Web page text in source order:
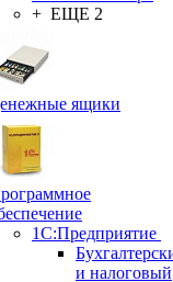
+ ЕЩЕ 2
ящики
1С:Предприятие
и налоговый